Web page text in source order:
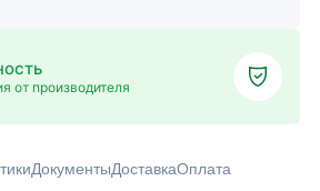
от производителя
ДокументыДоставкаОплата